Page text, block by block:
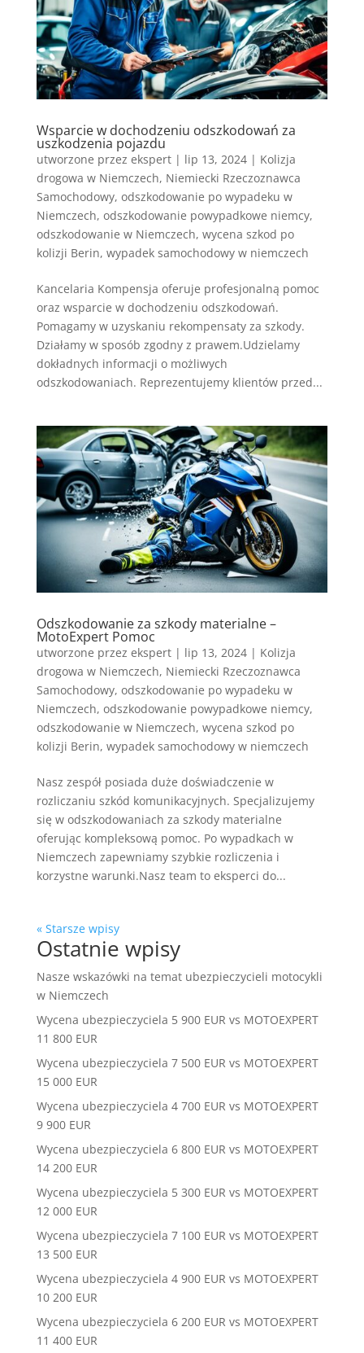
Wsparcie w dochodzeniu odszkodowań za
uszkodzenia pojazdu
utworzone przez ekspert| lip 13, 2024| Kolizja
drogowa w Niemczech, Niemiecki Rzeczoznawca
Samochodowy, odszkodowanie po wypadeku w
Niemczech, odszkodowanie powypadkowe niemcy,
odszkodowanie w Niemczech, wycena szkod po
kolizji Berin, wypadek samochodowy w niemczech
Kancelaria Kompensja oferuje profesjonalną pomoc
oraz wsparcie w dochodzeniu odszkodowań.
Pomagamy w uzyskaniu rekompensaty za szkody.
Działamy w sposób zgodny z prawem.Udzielamy
dokładnych informacji o możliwych
odszkodowaniach. Reprezentujemy klientów przed...
Odszkodowanie za szkody materialne –
MotoExpert Pomoc
utworzone przez ekspert| lip 13, 2024| Kolizja
drogowa w Niemczech, Niemiecki Rzeczoznawca
Samochodowy, odszkodowanie po wypadeku w
Niemczech, odszkodowanie powypadkowe niemcy,
odszkodowanie w Niemczech, wycena szkod po
kolizji Berin, wypadek samochodowy w niemczech
Nasz zespół posiada duże doświadczenie w
rozliczaniu szkód komunikacyjnych. Specjalizujemy
się w odszkodowaniach za szkody materialne
oferując kompleksową pomoc. Po wypadkach w
Niemczech zapewniamy szybkie rozliczenia i
korzystne warunki.Nasz team to eksperci do...
« Starsze wpisy
Ostatnie wpisy
Nasze wskazówki na temat ubezpieczycieli motocykli
w Niemczech
Wycena ubezpieczyciela 5 900 EUR vs MOTOEXPERT
11 800 EUR
Wycena ubezpieczyciela 7 500 EUR vs MOTOEXPERT
15 000 EUR
Wycena ubezpieczyciela 4 700 EUR vs MOTOEXPERT
9 900 EUR
Wycena ubezpieczyciela 6 800 EUR vs MOTOEXPERT
14 200 EUR
Wycena ubezpieczyciela 5 300 EUR vs MOTOEXPERT
12 000 EUR
Wycena ubezpieczyciela 7 100 EUR vs MOTOEXPERT
13 500 EUR
Wycena ubezpieczyciela 4 900 EUR vs MOTOEXPERT
10 200 EUR
Wycena ubezpieczyciela 6 200 EUR vs MOTOEXPERT
11 400 EUR